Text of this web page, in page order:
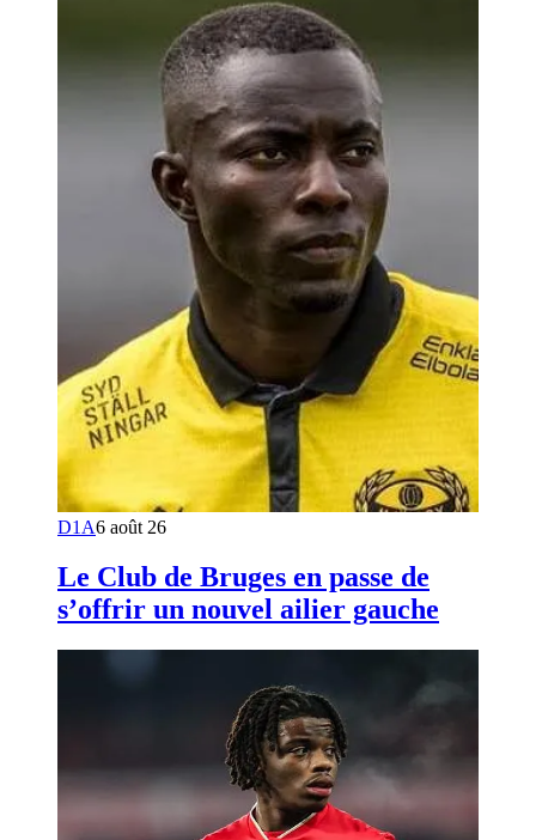
D1A6 août 26
Le Club de Bruges en passe de
s’offrir un nouvel ailier gauche